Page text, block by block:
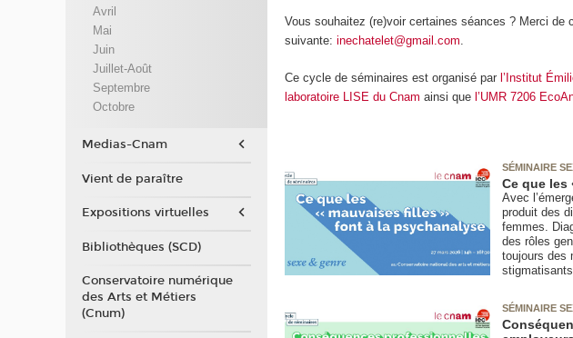
Vous souhaitez (re)voir certaines séances ? Merci
suivante:inechatelet@gmail.com.
Ce cycle de séminaires est organisé parl’Institut
laboratoire LISE du Cnamainsi quel’UMR 7206
SÉMINAIRE
Ce que les
Avec
produit des
femmes.
des rôles
toujours des
SÉMINAIRE
Avril
Mai
Juin
Juillet-Août
Septembre
Octobre
Medias-Cnam
Vient de paraître
Expositions virtuelles
Bibliothèques (SCD)
Conservatoire numérique
des Arts et Métiers
(Cnum)